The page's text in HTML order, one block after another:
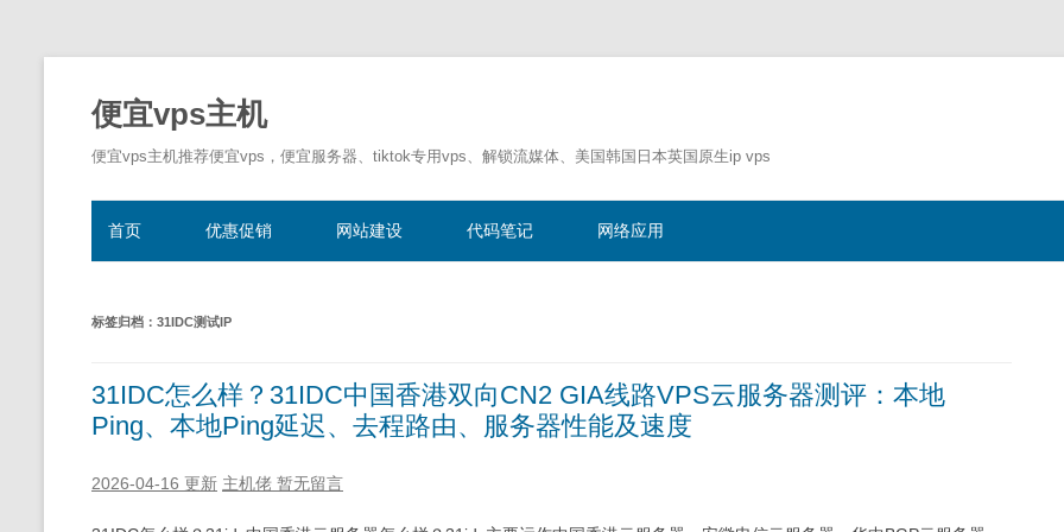
便宜vps主机
便宜vps主机推荐便宜vps，便宜服务器、tiktok专用vps、解锁流媒体、美国韩国日本英国原生ip vps
文
首页 优惠促销 网站建设 代码笔记 网络应用
标签归档： 31IDC测试IP
31IDC怎么样？31IDC中国香港双向CN2 GIA线路VPS云服务器测评：本地
Ping、本地Ping延迟、去程路由、服务器性能及速度
2026-04-16 更新 主机佬 暂无留言